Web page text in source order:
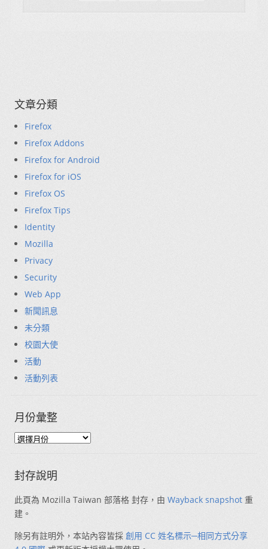
文章分類
Firefox
Firefox Addons
Firefox for Android
Firefox for iOS
Firefox OS
Firefox Tips
Identity
Mozilla
Privacy
Security
Web App
新聞訊息
未分類
校園大使
活動
活動列表
月份彙整
封存說明
此頁為 Mozilla Taiwan 部落格 封存，由 Wayback snapshot 重
建。
除另有註明外，本站內容皆採 創用 CC 姓名標示─相同方式分享